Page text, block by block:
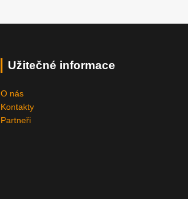
Užitečné informace
O nás
Kontakty
Partneři